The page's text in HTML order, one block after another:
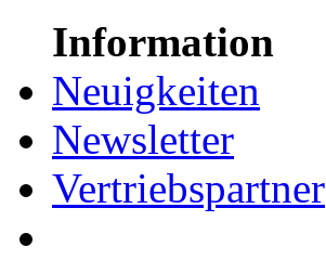
Information
Neuigkeiten
Newsletter
Vertriebspartner